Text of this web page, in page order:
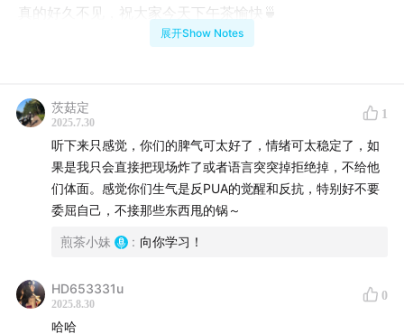
真的好久不见，祝大家今天下午茶愉快🍵
00:00:10最近老生气，究竟是什么东西一直点燃我们的怒
火？
00:01:08深深的第一次炸毛：来自职场“女王”——切尔西
女士——的折磨
00:06:01盛怒之下，人真的会起到抖；气到一半和总监狭
00:08:52深深的第二次炸毛：被切尔西女士“点指兵兵” ，
让我干不属于我的活儿
展开Show Notes
茨菇定
2025.7.30
1
听下来只感觉，你们的脾气可太好了，情绪可太稳定了，如
果是我只会直接把现场炸了或者语言突突掉拒绝掉，不给他
们体面。感觉你们生气是反PUA的觉醒和反抗，特别好不要
委屈自己，不接那些东西甩的锅～
煎茶小妹 : 向你学习！
HD653331u
2025.8.30
0
哈哈